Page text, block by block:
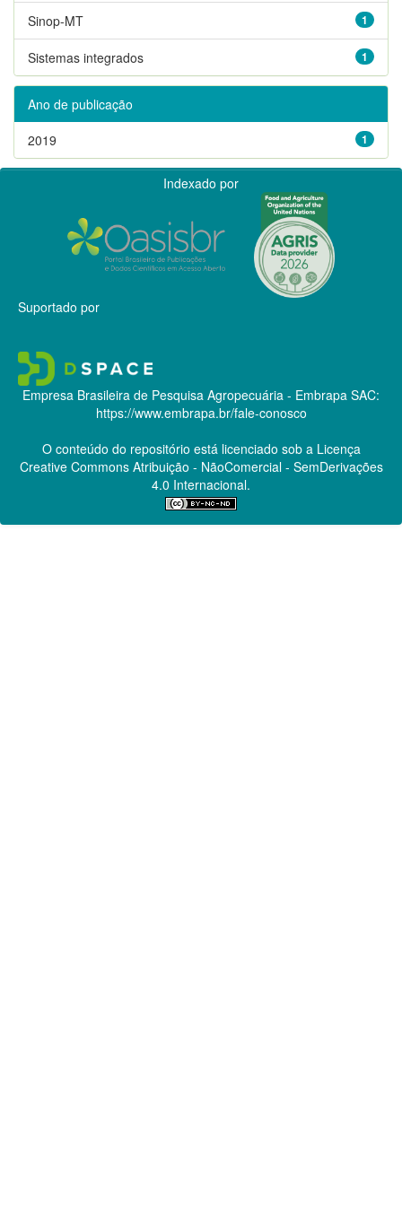
1
Sinop-MT
1
Sistemas integrados
Ano de publicação
1
2019
Indexado por
Suportado por
Empresa Brasileira de Pesquisa Agropecuária - Embrapa SAC:
https://www.embrapa.br/fale-conosco
O conteúdo do repositório está licenciado sob a Licença
Creative CommonsAtribuição - NãoComercial - SemDerivações
4.0 Internacional.